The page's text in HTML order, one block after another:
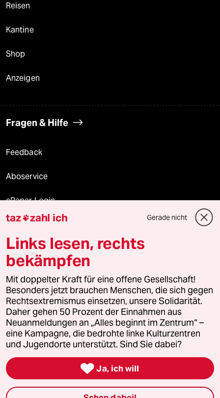
Reisen
Kantine
Shop
Anzeigen
Fragen & Hilfe
Feedback
Aboservice
ePaper Login
Downloads für Abonnierende
© 2026 taz Verlags und Vertriebs GmbH
Alle Rechte vorbehalten. Bei rechtlichen Fragen oder für Genehmigungen
wenden Sie sich bitte an
lizenzen@taz.de
Feedback Redaktionsstatut Kommune-Richtlinien
Leitlinie Informant Datenschutz Impressum AGB
Seitenwende Einwilligungen widerrufen (Ads)
taz zahl ich Gerade nicht
Links lesen, rechts
bekämpfen
Mit doppelter Kraft für eine offene Gesellschaft!
Besonders jetzt brauchen Menschen, die sich gegen
Rechtsextremismus einsetzen, unsere Solidarität.
Daher gehen 50 Prozent der Einnahmen aus
Neuanmeldungen an „Alles beginnt im Zentrum“ –
eine Kampagne, die bedrohte linke Kulturzentren
und Jugendorte unterstützt. Sind Sie dabei?
 Ja, ich will